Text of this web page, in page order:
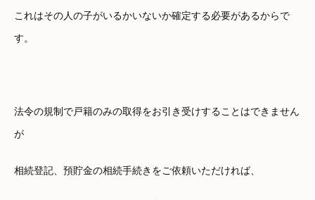
これはその人の子がいるかいないか確定する必要があるからで
す。
法令の規制で戸籍のみの取得をお引き受けすることはできません
が
相続登記、預貯金の相続手続きをご依頼いただければ、